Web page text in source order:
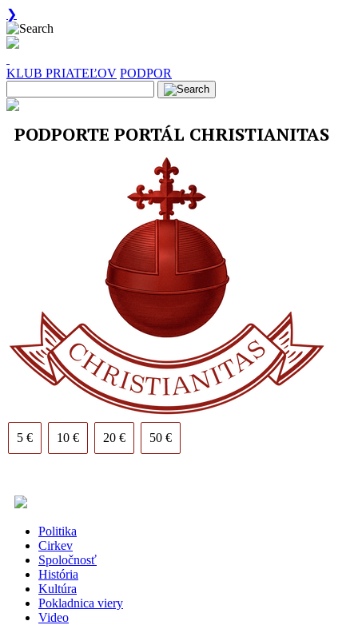
❯
KLUB PRIATEĽOV PODPOR
PODPORTE PORTÁL CHRISTIANITAS
5 € 10 € 20 € 50 €
Politika
Cirkev
Spoločnosť
História
Kultúra
Pokladnica viery
Video